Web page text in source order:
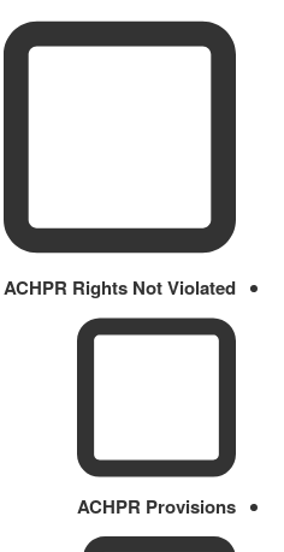
ACHPR Rights Not Violated
ACHPR Provisions